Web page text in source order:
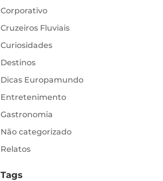
Corporativo
Cruzeiros Fluviais
Curiosidades
Destinos
Dicas Europamundo
Entretenimento
Gastronomia
Não categorizado
Relatos
Tags